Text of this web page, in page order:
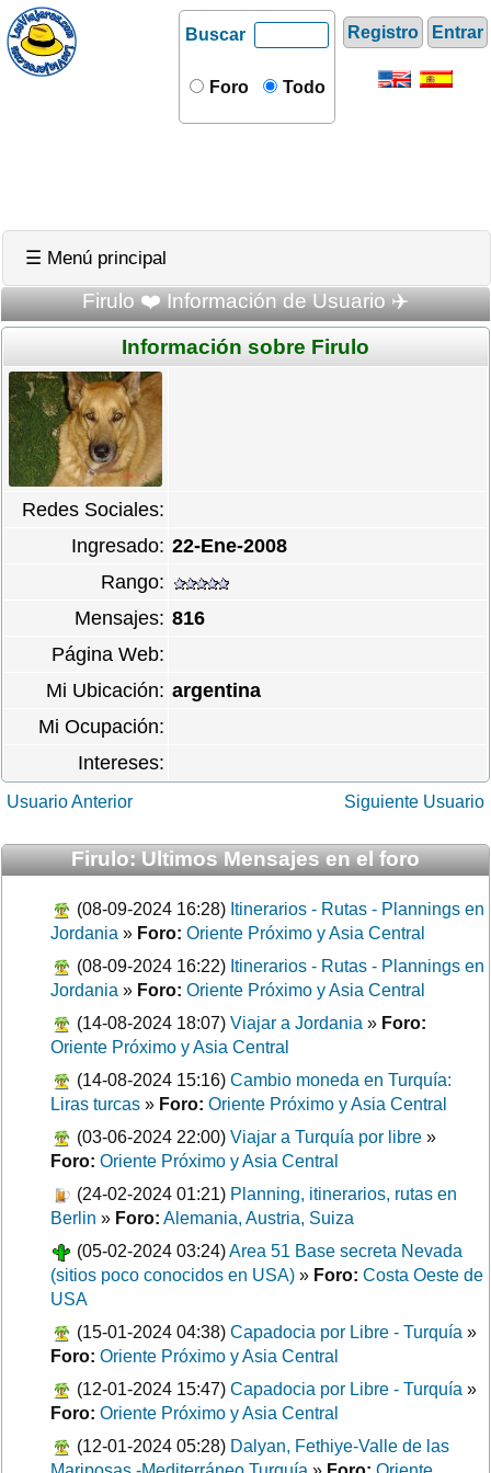
Registro Entrar
Buscar
Foro Todo
☰ Menú principal
Firulo ❤️ Información de Usuario ✈️
Información sobre Firulo
Redes Sociales:
Ingresado: 22-Ene-2008
Rango:
Mensajes: 816
Página Web:
Mi Ubicación: argentina
Mi Ocupación:
Intereses:
Usuario Anterior Siguiente Usuario
Firulo: Ultimos Mensajes en el foro
(08-09-2024 16:28) Itinerarios - Rutas - Plannings en
Jordania » Foro: Oriente Próximo y Asia Central
(08-09-2024 16:22) Itinerarios - Rutas - Plannings en
Jordania » Foro: Oriente Próximo y Asia Central
(14-08-2024 18:07) Viajar a Jordania » Foro:
Oriente Próximo y Asia Central
(14-08-2024 15:16) Cambio moneda en Turquía:
Liras turcas » Foro: Oriente Próximo y Asia Central
(03-06-2024 22:00) Viajar a Turquía por libre »
Foro: Oriente Próximo y Asia Central
(24-02-2024 01:21) Planning, itinerarios, rutas en
Berlin » Foro: Alemania, Austria, Suiza
(05-02-2024 03:24)Area 51 Base secreta Nevada
(sitios poco conocidos en USA) » Foro: Costa Oeste de
USA
(15-01-2024 04:38) Capadocia por Libre - Turquía »
Foro: Oriente Próximo y Asia Central
(12-01-2024 15:47) Capadocia por Libre - Turquía »
Foro: Oriente Próximo y Asia Central
(12-01-2024 05:28) Dalyan, Fethiye-Valle de las